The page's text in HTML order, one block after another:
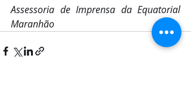
Assessoria de Imprensa da Equatorial
Maranhão